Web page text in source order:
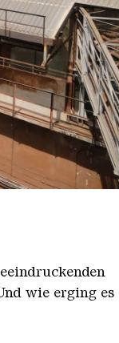
wie erging es